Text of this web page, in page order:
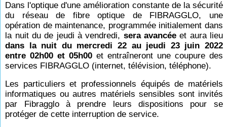
Dans l'optique d'une amélioration constante de la sécurité
du réseau de fibre optique de FIBRAGGLO, une
opération de maintenance, programmée initialement dans
la nuit du de jeudi à vendredi, sera avancéeet aura lieu
dans la nuit du mercredi 22 au jeudi 23 juin 2022
entre 02h00 et 05h00 et entraîneront une coupure des
services FIBRAGGLO (internet, télévision, téléphone).
Les particuliers et professionnels équipés de matériels
informatiques ou autres matériels sensibles sont invités
par Fibragglo à prendre leurs dispositions pour se
protéger de cette interruption de service.